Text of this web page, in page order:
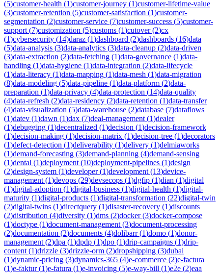
(5)customer-health (1)customer-journey (1)customer-lifetime-value
(3)customer-retention (5)customer-satisfaction (1)customer-
segmentation (2)customer-service (7)customer-success (5)customer-
support (7)customization (5)customs (1)cutover(2)cx
(1)cybersecurity (14)daraz (1)dashboard (2)dashboards (16)data
(5)data-analysis (3)data-analytics (3)data-cleanup (2)data-driven
(3)data-extraction (2)data-fetching (1)data-governance (1)data-
handling (1)data-hygiene (1)data-integration (2)data-lifecycle
(1)data-literacy (1)data-mapping (1)data-mesh (1)data-migration
(8)data-modeling (5)data-pipeline (1)data-platform (2)data-
preparation (1)data-privacy (4)data-protection (14)data-quality
(4)data-refresh (2)data-residency (2)data-retention (1)data-transfer
(4)data-visualization (5)data-warehouse (2)database (7)dataflows
(1)datev (1)dawn (1)dax (7)deal-management (1)dealer
(1)debugging (1)decentralized (1)decision (1)decision-framework
(1)decision-making (1)decision-matrix (1)decision-tree (1)decorators
(1)defect-detection (1)deliverability (1)delivery (1)delmiaworks
(1)demand-forecasting (3)demand-planning (4)demand-sensing
(1)dental (1)deployment (10)deployment-pipelines (1)design
(2)design-system (1)developer(1)development (13)device-
management (1)devops (29)devsecops (1)dgfip (1)dian (1)digital
(1)digital-adoption (1)digital-business (1)digital-health (1)digital-
maturity (1)digital-products (1)digital-transformation (22)digital-twin
(2)digital-twins (1)directquery (1)disaster-recovery (1)discounts
(2)distribution (4)diversity (1)dms (2)docker(3)docker-compose
(1)doctype (1)document-management (3)document-processing
(2)documentation (2)documents (4)dolibarr(1)domo (1)donor-
management (2)dpa (1)dpdp (1)dpo (1)drip-campaigns (1)drip-
content (1)drizzle (3)drizzle-orm (2)dropshipping (3)dubai
(1)dynamic-pricing (3)dynamics-365 (4)e-commerce (2)e-factura
(1)e-faktur(1)e-fatura (1)e-invoicing (5)e-way-bill (1)e2e (2)eaa